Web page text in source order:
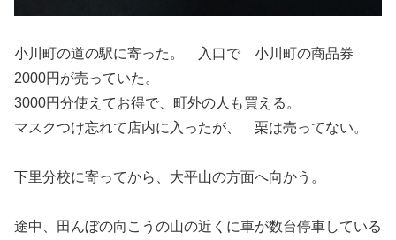
小川町の道の駅に寄った。 入口で 小川町の商品券
2000円が売っていた。
3000円分使えてお得で、町外の人も買える。
マスクつけ忘れて店内に入ったが、 栗は売ってない。
下里分校に寄ってから、大平山の方面へ向かう。
途中、田んぼの向こうの山の近くに車が数台停車している